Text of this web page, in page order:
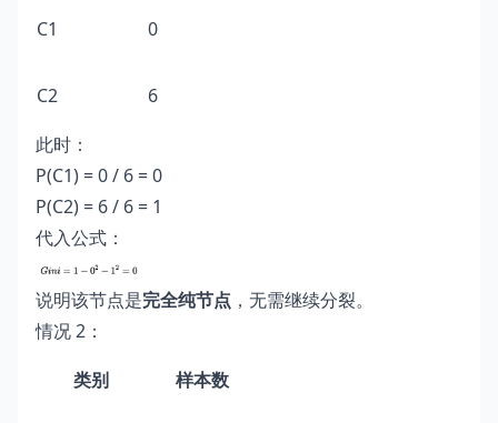
C1 0
C2
6
此时：
P(C1) = 0 / 6 = 0
P(C2) = 6 / 6 = 1
代入公式：
说明该节点是完全纯节点 ，无需继续分裂。
情况 2：
类别
样本数